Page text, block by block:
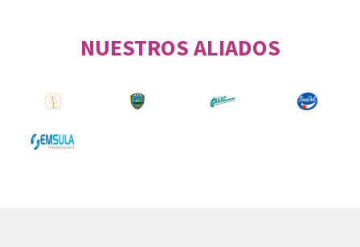
NUESTROS ALIADOS